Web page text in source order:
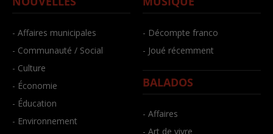
- Affaires municipales
- Communauté / Social
- Culture
- Économie
- Éducation
- Environnement
- Décompte franco
- Joué récemment
BALADOS
- Affaires
- Art de vivre